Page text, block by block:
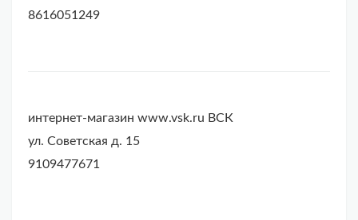
8616051249
интернет-магазин www.vsk.ru ВСК
ул. Советская д. 15
9109477671